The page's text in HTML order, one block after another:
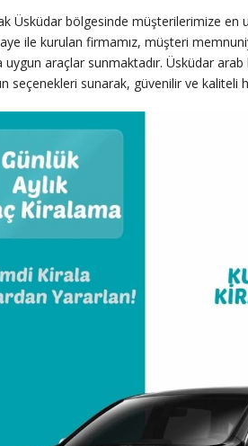
Üsküdar bölgesinde müşterilerimize en
ile kurulan firmamız, müşteri
araçlar sunmaktadır. Üsküdar
seçenekleri sunarak, güvenilir ve kaliteli